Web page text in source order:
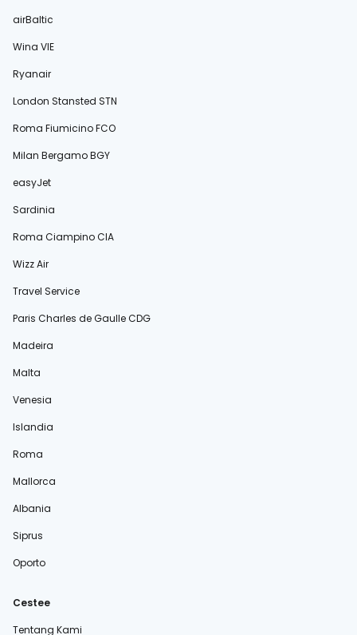
airBaltic
Wina VIE
Ryanair
London Stansted STN
Roma Fiumicino FCO
Milan Bergamo BGY
easyJet
Sardinia
Roma Ciampino CIA
Wizz Air
Travel Service
Paris Charles de Gaulle CDG
Madeira
Malta
Venesia
Islandia
Roma
Mallorca
Albania
Siprus
Oporto
Cestee
Tentang Kami